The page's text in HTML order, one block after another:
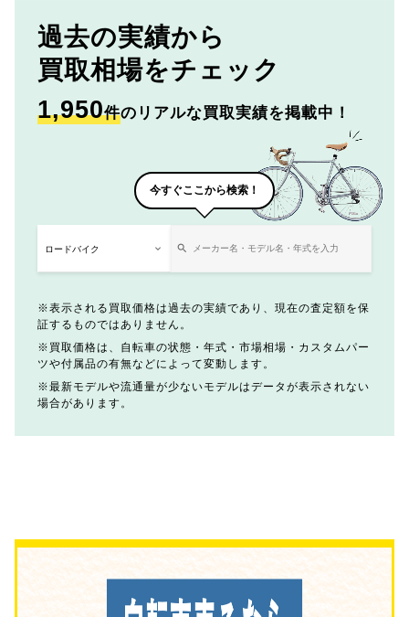
過去の実績から
買取相場をチェック
1,950件のリアルな買取実績を掲載中！
今すぐここから検索！
表示される買取価格は過去の実績であり、現在の査定額を保
証するものではありません。
買取価格は、自転車の状態・年式・市場相場・カスタムパー
ツや付属品の有無などによって変動します。
最新モデルや流通量が少ないモデルはデータが表示されない
場合があります。